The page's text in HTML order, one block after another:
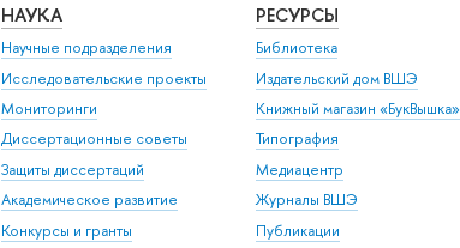
НАУКА
Научные подразделения
Исследовательские проекты
Мониторинги
Диссертационные советы
Защиты диссертаций
Академическое развитие
Конкурсы и гранты
РЕСУРСЫ
Библиотека
Издательский дом ВШЭ
Книжный магазин «БукВышка»
Типография
Медиацентр
Журналы ВШЭ
Публикации